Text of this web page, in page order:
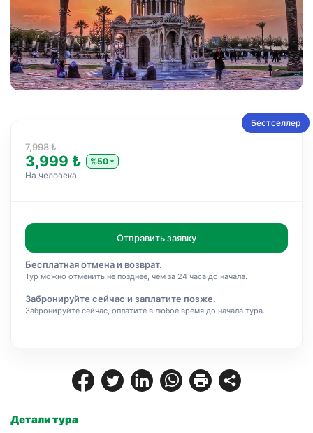
Детали тура
Бестселлер
7,998 ₺
3,999 ₺
%50
На человека
Отправить заявку
Бесплатная отмена и возврат.
Тур можно отменить не позднее, чем за 24 часа до начала.
Забронируйте сейчас и заплатите позже.
Забронируйте сейчас, оплатите в любое время до начала тура.